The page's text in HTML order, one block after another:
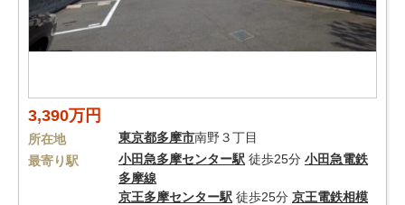
3,390万円
所在地 東京都多摩市南野３丁目
最寄り駅
小田急多摩センター駅 徒歩25分 小田急電鉄
多摩線
京王多摩センター駅 徒歩25分 京王電鉄相模